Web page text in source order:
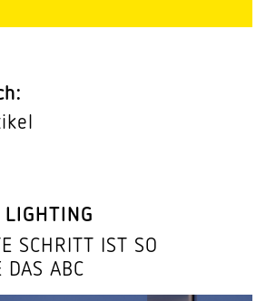
LIGHTING
SCHRITT IST SO
DAS ABC